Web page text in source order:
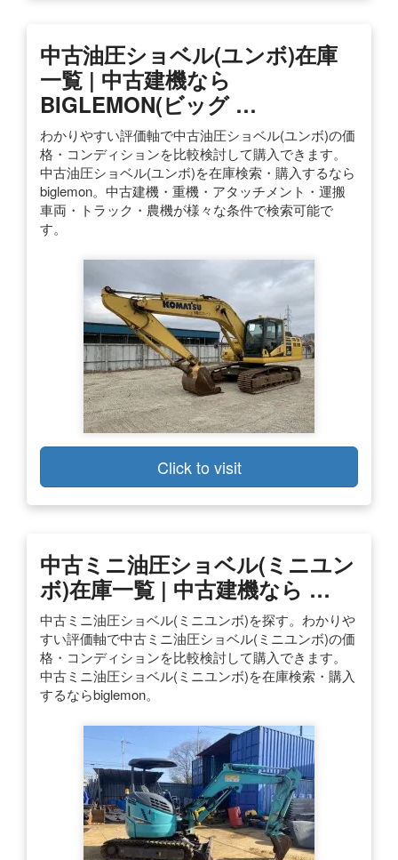
中古油圧ショベル(ユンボ)在庫
一覧 | 中古建機なら
BIGLEMON(ビッグ …
わかりやすい評価軸で中古油圧ショベル(ユンボ)の価
格・コンディションを比較検討して購入できます。
中古油圧ショベル(ユンボ)を在庫検索・購入するなら
biglemon。中古建機・重機・アタッチメント・運搬
車両・トラック・農機が様々な条件で検索可能で
す。
Click to visit
中古ミニ油圧ショベル(ミニユン
ボ)在庫一覧 | 中古建機なら …
中古ミニ油圧ショベル(ミニユンボ)を探す。わかりや
すい評価軸で中古ミニ油圧ショベル(ミニユンボ)の価
格・コンディションを比較検討して購入できます。
中古ミニ油圧ショベル(ミニユンボ)を在庫検索・購入
するならbiglemon。